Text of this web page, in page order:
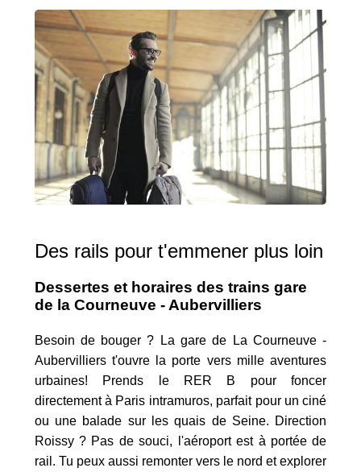
Des rails pour t'emmener plus loin
Dessertes et horaires des trains gare
de la Courneuve - Aubervilliers
Besoin de bouger ? La gare de La Courneuve -
Aubervilliers t'ouvre la porte vers mille aventures
urbaines! Prends le RER B pour foncer
directement à Paris intramuros, parfait pour un ciné
ou une balade sur les quais de Seine. Direction
Roissy ? Pas de souci, l'aéroport est à portée de
rail. Tu peux aussi remonter vers le nord et explorer